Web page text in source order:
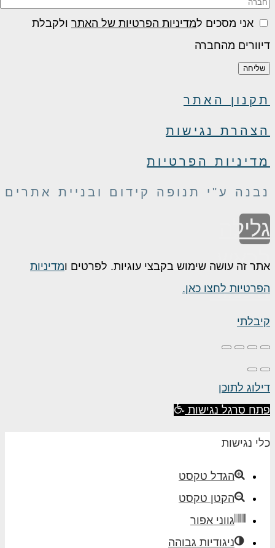
אני מסכים למדיניות הפרטיות של האתר ולקבלת
דיוורים מהחברה
שליחה
תקנון האתר
הצהרת נגישות
מדיניות הפרטיות
נבנה ע"י תנופה קידום ובניית אתרים
גלילה
לראש
העמוד
אתר זה עושה שימוש בקבצי עוגיות. לפרטים ומדיניות
הפרטיות לחצו כאן.
קיבלתי
דילוג לתוכן
פתח סרגל נגישות
כלי נגישות
הגדל טקסט
הקטן טקסט
גווני אפור
ניגודיות גבוהה